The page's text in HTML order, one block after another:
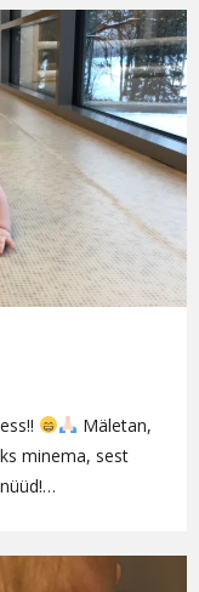
Mäletan,
minema, sest